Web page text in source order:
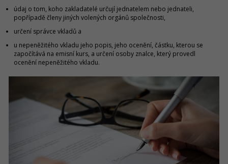
údaj o tom, koho zakladatelé určují jednatelem nebo jednateli,
popřípadě členy jiných volených orgánů společnosti,
určení správce vkladů a
u nepeněžitého vkladu jeho popis, jeho ocenění, částku, kterou se
započítává na emisní kurs, a určení osoby znalce, který provedl
ocenění nepeněžitého vkladu.